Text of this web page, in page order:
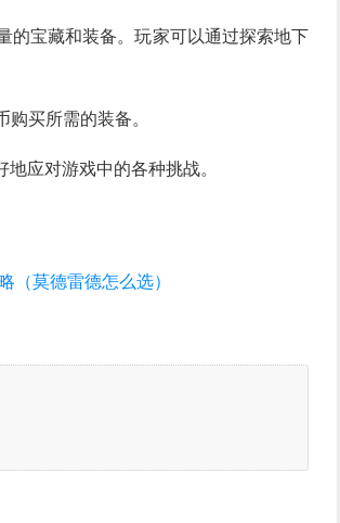
的宝藏和装备。玩家可以通过探索地下
买所需的装备。
应对游戏中的各种挑战。
（莫德雷德怎么选）